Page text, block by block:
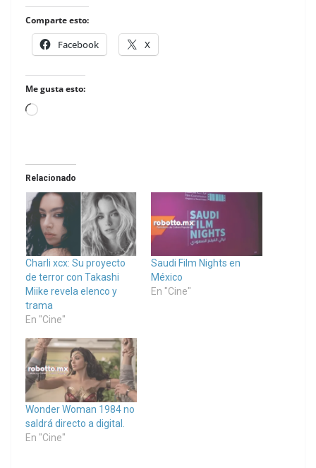
Comparte esto:
Facebook X
Me gusta esto:
Loading…
Relacionado
Charli xcx: Su proyecto
de terror con Takashi
Miike revela elenco y
trama
En "Cine"
Saudi Film Nights en
México
En "Cine"
Wonder Woman 1984 no
saldrá directo a digital.
En "Cine"